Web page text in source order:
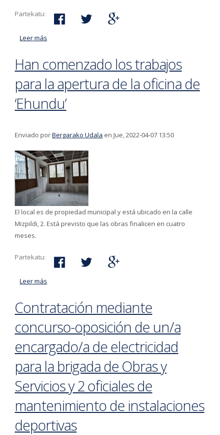
Partekatu:
Leer más
Han comenzado los trabajos
para la apertura de la oficina de
‘Ehundu’
Enviado porBergarako Udala en Jue, 2022-04-07 13:50
El local es de propiedad municipal y está ubicado en la calle
Mizpildi, 2. Está previsto que las obras finalicen en cuatro
meses.
Partekatu:
Leer más
Contratación mediante
concurso-oposición de un/a
encargado/a de electricidad
para la brigada de Obras y
Servicios y 2 oficiales de
mantenimiento de instalaciones
deportivas